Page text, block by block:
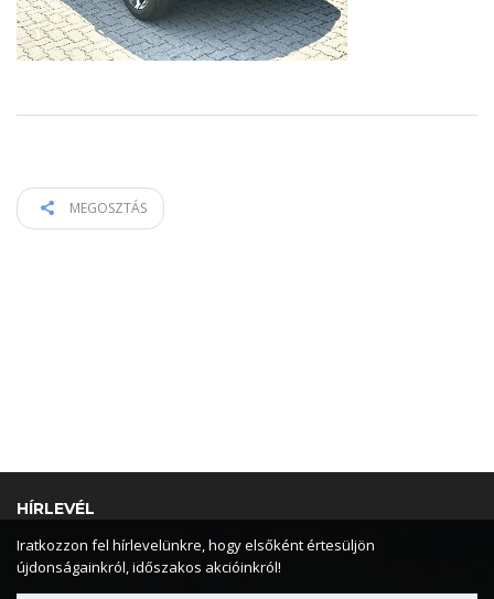
MEGOSZTÁS
HÍRLEVÉL
Iratkozzon fel hírlevelünkre, hogy elsőként értesüljön
újdonságainkról, időszakos akcióinkról!